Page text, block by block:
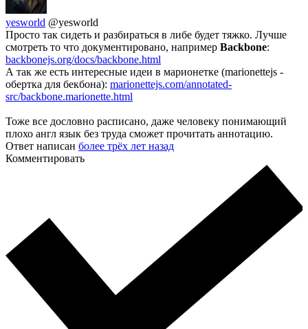
yesworld @yesworld
Просто так сидеть и разбираться в либе будет тяжко. Лучше
смотреть то что документировано, например Backbone:
backbonejs.org/docs/backbone.html
А так же есть интересные идеи в марионетке (marionettejs -
обертка для бекбона): marionettejs.com/annotated-
src/backbone.marionette.html
Тоже все дословно расписано, даже человеку понимающий
плохо англ язык без труда сможет прочитать аннотацию.
Ответ написан более трёх лет назад
Комментировать